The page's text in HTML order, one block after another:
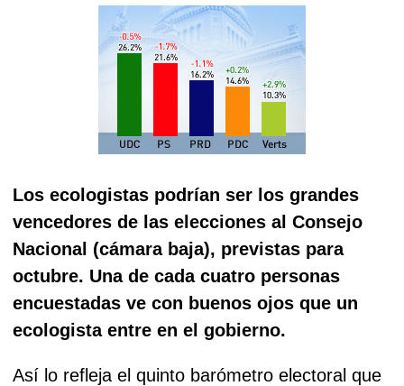
Los ecologistas podrían ser los grandes
vencedores de las elecciones al Consejo
Nacional (cámara baja), previstas para
octubre. Una de cada cuatro personas
encuestadas ve con buenos ojos que un
ecologista entre en el gobierno.
Así lo refleja el quinto barómetro electoral que